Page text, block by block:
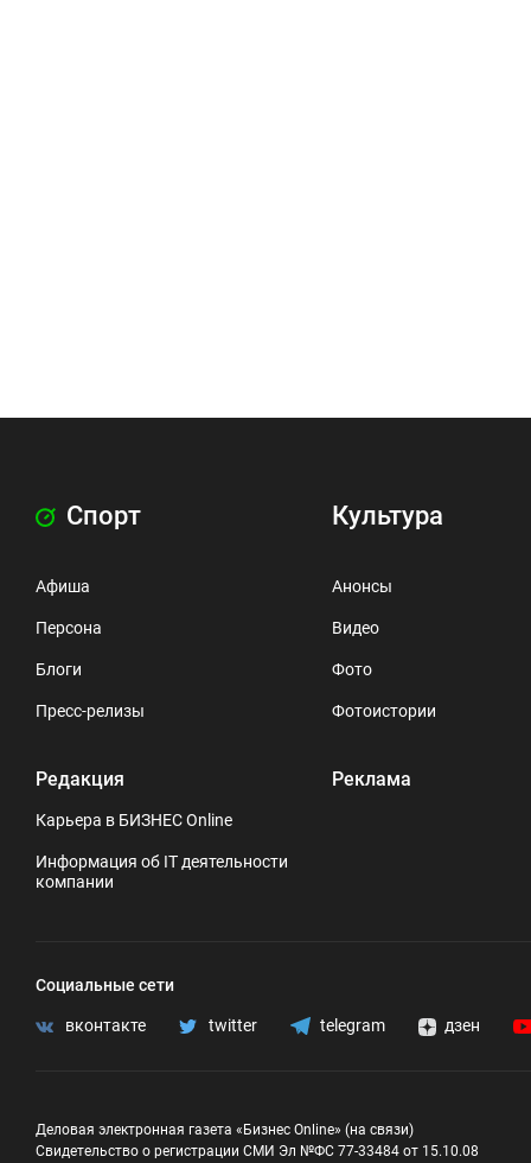
Спорт
Афиша
Персона
Блоги
Пресс-релизы
Редакция
Карьера в БИЗНЕС Online
Информация об IT деятельности
компании
Культура
Анонсы
Видео
Фото
Фотоистории
Реклама
Социальные сети
вконтакте twitter telegram дзен
Деловая электронная газета «Бизнес Online» (на связи)
Свидетельство о регистрации СМИ Эл №ФС 77-33484 от 15.10.08